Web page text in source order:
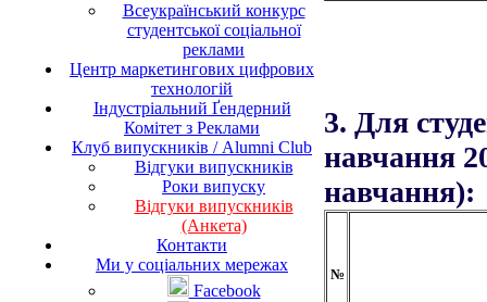
Всеукраїнський конкурс
студентської соціальної
реклами
Центр маркетингових цифрових
технологій
Індустріальний Ґендерний
Комітет з Реклами
Клуб випускників / Alumni Club
Відгуки випускників
Роки випуску
Відгуки випускників
(Анкета)
Контакти
Ми у соціальних мережах
Facebook
3. Для
навчання
навчання):
№